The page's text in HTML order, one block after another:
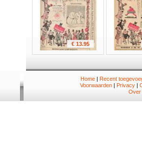
€ 13.95
Home| Recent
Voorwaarden | Privacy |
Over